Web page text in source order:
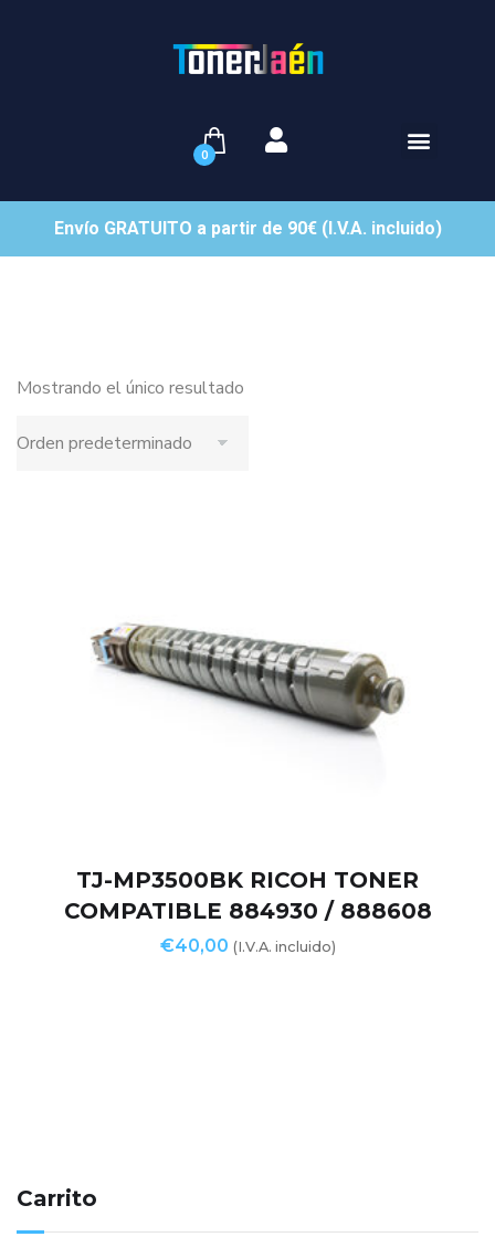
0
Envío GRATUITO a partir de 90€ (I.V.A. incluido)
Mostrando el único resultado
TJ-MP3500BK RICOH TONER
COMPATIBLE 884930 / 888608
€40,00 (I.V.A. incluido)
Carrito